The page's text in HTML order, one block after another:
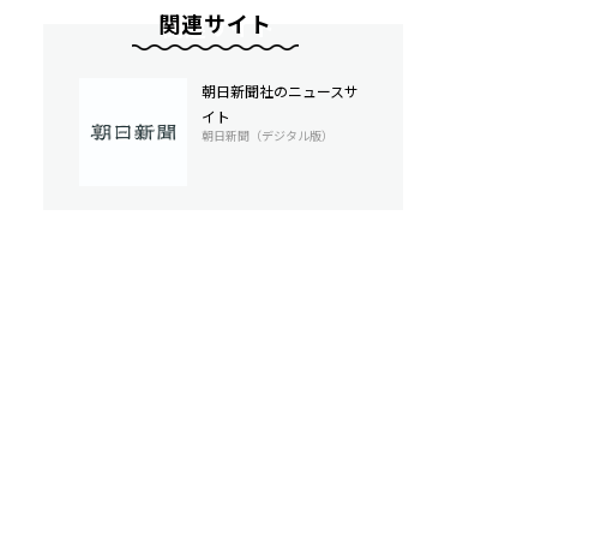
関連サイト
朝日新聞社のニュースサ
イト
朝日新聞（デジタル版）